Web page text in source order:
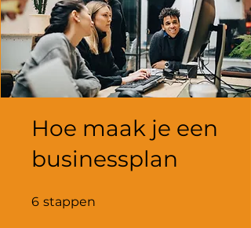
Hoe maak je een
businessplan
6 stappen